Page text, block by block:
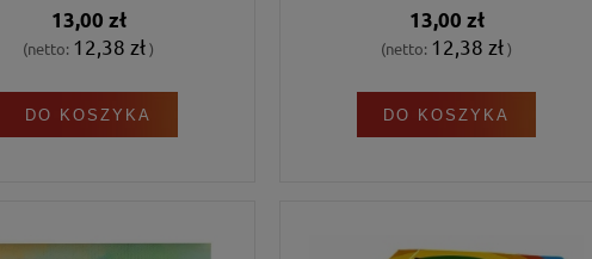
13,00 zł
(netto: 12,38 zł)
DO KOSZYKA
13,00 zł
(netto: 12,38 zł)
DO KOSZYKA